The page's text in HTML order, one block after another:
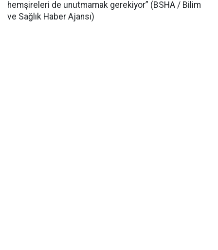
hemşireleri de unutmamak gerekiyor” (BSHA / Bilim
ve Sağlık Haber Ajansı)